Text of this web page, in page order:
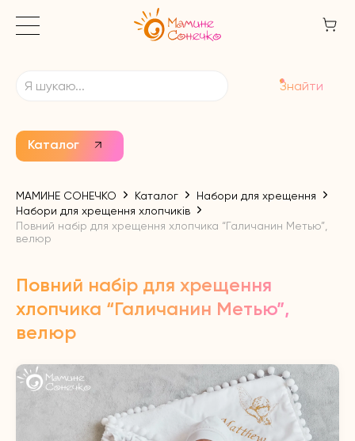
Каталог
Знайти
МАМИНЕ СОНЕЧКО Каталог
Набори для хрещення
Набори для хрещення хлопчиків
Повний набір для хрещення хлопчика “Галичанин Метью”,
велюр
Повний набір для хрещення
хлопчика “Галичанин Метью”,
велюр